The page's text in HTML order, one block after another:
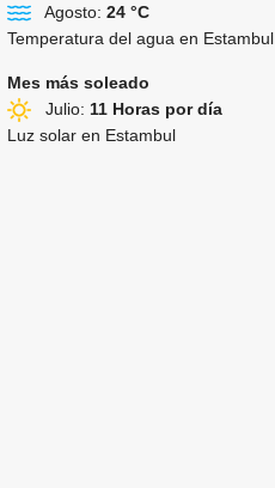
Agosto: 24 °C
Temperatura del agua en Estambul
Mes más soleado
Julio: 11 Horas por día
Luz solar en Estambul